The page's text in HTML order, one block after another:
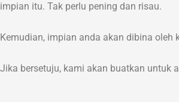
impian itu. Tak perlu pening dan risau.
Kemudian, impian anda akan dibina oleh
Jika bersetuju, kami akan buatkan untuk